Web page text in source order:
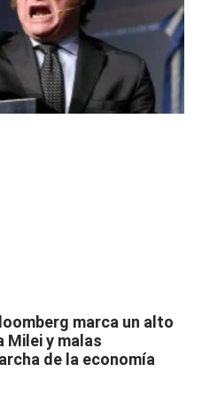
marca un alto
Milei y malas
de la economía